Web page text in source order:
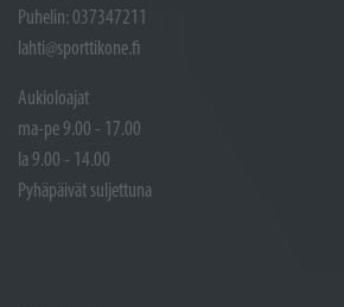
Puhelin: 037347211
lahti@sporttikone.fi
Aukioloajat
ma-pe 9.00 - 17.00
la 9.00 - 14.00
Pyhäpäivät suljettuna